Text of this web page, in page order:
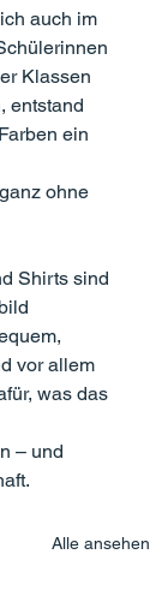
auch im
Klassen
entstand
ein
ohne
Shirts sind
vor allem
was das
– und
Alle ansehen